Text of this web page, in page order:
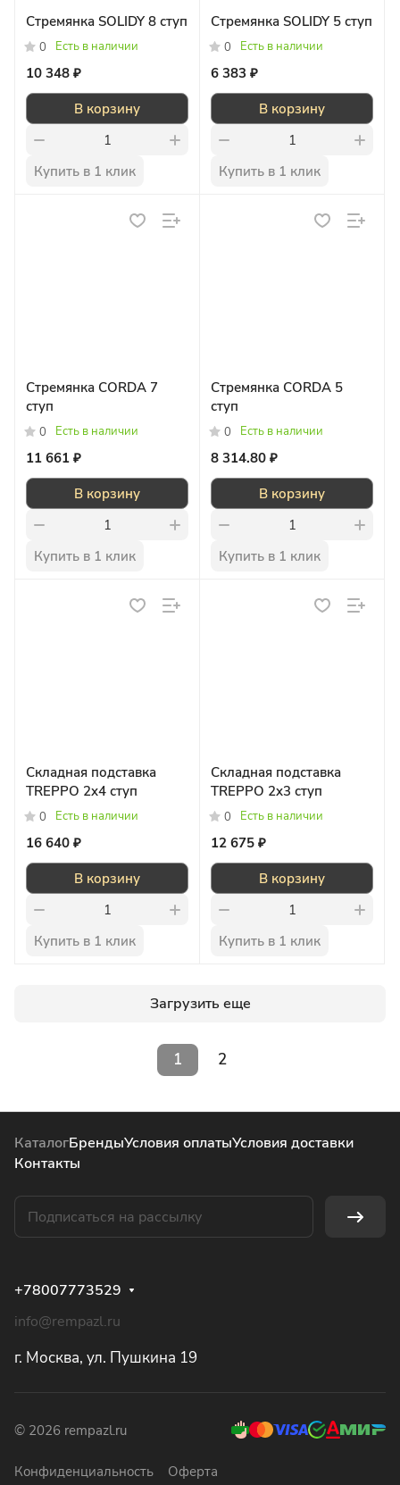
Стремянка SOLIDY 8 ступ
0 Есть в наличии
10 348 ₽
В корзину
Купить в 1 клик
Стремянка SOLIDY 5 ступ
0 Есть в наличии
6 383 ₽
В корзину
Купить в 1 клик
Стремянка CORDA 7
ступ
0 Есть в наличии
11 661 ₽
В корзину
Купить в 1 клик
Стремянка CORDA 5
ступ
0 Есть в наличии
8 314.80 ₽
В корзину
Купить в 1 клик
Складная подставка
TREPPO 2x4 ступ
0 Есть в наличии
16 640 ₽
В корзину
Купить в 1 клик
Складная подставка
TREPPO 2x3 ступ
0 Есть в наличии
12 675 ₽
В корзину
Купить в 1 клик
Загрузить еще
1 2
КаталогБрендыУсловия оплатыУсловия доставки
Контакты
+78007773529
info@rempazl.ru
г. Москва, ул. Пушкина 19
© 2026 rempazl.ru
Конфиденциальность Оферта